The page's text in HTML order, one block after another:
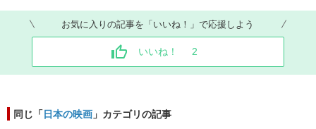
お気に入りの記事を「いいね！」で応援しよう
いいね！ 2
同じ「日本の映画 」カテゴリの記事